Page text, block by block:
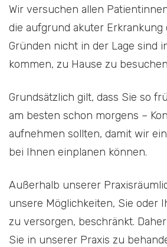
Wir versuchen allen
die aufgrund akuter Erkrankung
Gründen nicht in der Lage sind
kommen, zu Hause zu
Grundsätzlich gilt, dass Sie so
am besten schon morgens –
aufnehmen sollten, damit wir
bei Ihnen einplanen können.
Außerhalb unserer
unsere Möglichkeiten, Sie oder
zu versorgen, beschränkt.
Sie in unserer Praxis zu